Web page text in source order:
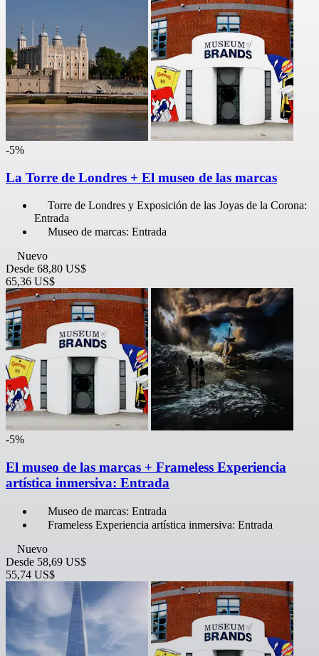
-5%
La Torre de Londres + El museo de las marcas
Torre de Londres y Exposición de las Joyas de la Corona:
Entrada
Museo de marcas: Entrada
Nuevo
Desde 68,80 US$
65,36 US$
-5%
El museo de las marcas + Frameless Experiencia
artística inmersiva: Entrada
Museo de marcas: Entrada
Frameless Experiencia artística inmersiva: Entrada
Nuevo
Desde 58,69 US$
55,74 US$